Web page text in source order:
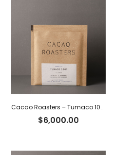
Cacao Roasters – Tumaco 100% x 40 g
$6,000.00